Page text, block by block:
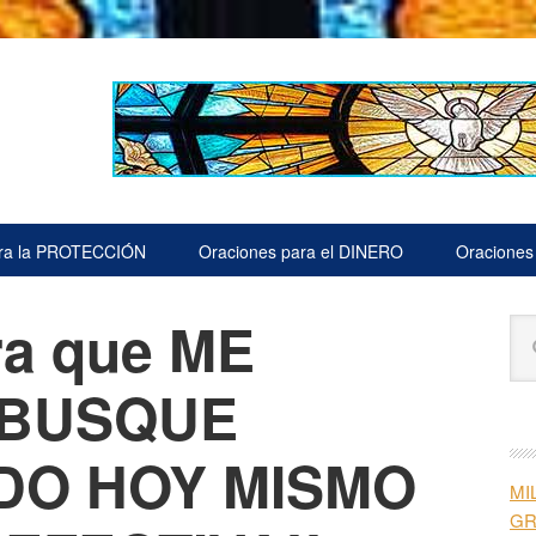
la PROTECCIÓN Oraciones para el DINERO
que ME
HOY MISMO